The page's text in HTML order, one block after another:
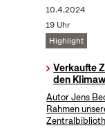
10.4.2024
19 Uhr
Highlight
Verkaufte
den
Autor Jens
Rahmen